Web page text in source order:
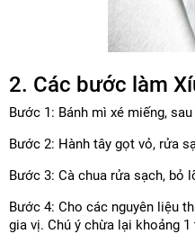
2. Các bước làm
Bước 1: Bánh mì xé miếng,
Bước 2: Hành tây gọt vỏ, rửa
Bước 3: Cà chua rửa sạch, bỏ
Bước 4: Cho các nguyên liệu
gia vị. Chú ý chừa lại khoảng 1